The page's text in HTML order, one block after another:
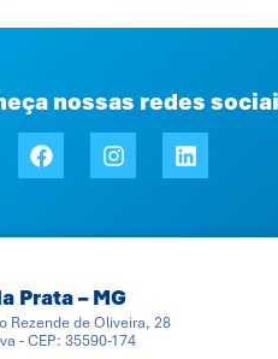
nossas redes
Prata – MG
Rezende de Oliveira, 28
- CEP: 35590-174